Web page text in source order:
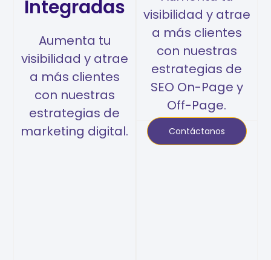
Integradas
Aumenta tu
visibilidad y atrae
a más clientes
con nuestras
estrategias de
marketing digital.
visibilidad y atrae
a más clientes
con nuestras
estrategias de
SEO On-Page y
Off-Page.
Contáctanos